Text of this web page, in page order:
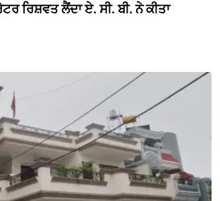
ਰਿਸ਼ਵਤ ਲੈਂਦਾ ਏ. ਸੀ. ਬੀ. ਨੇ ਕੀਤਾ